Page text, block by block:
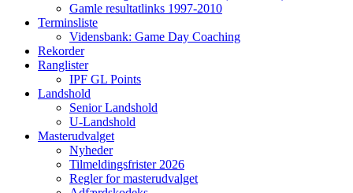
Gamle resultatlinks 1997-2010
Terminsliste
Vidensbank: Game Day Coaching
Rekorder
Ranglister
IPF GL Points
Landshold
Senior Landshold
U-Landshold
Masterudvalget
Nyheder
Tilmeldingsfrister 2026
Regler for masterudvalget